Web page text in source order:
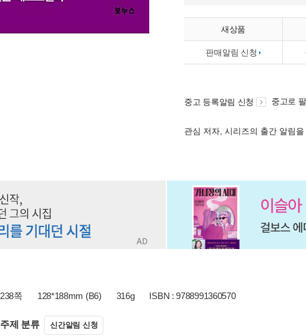
새상품
판매알림 신청
중고 등록알림 신청 중고로
관심 저자, 시리즈의 출간 알림을
238쪽 128*188mm (B6) 316g ISBN : 9788991360570
주제 분류 신간알림 신청